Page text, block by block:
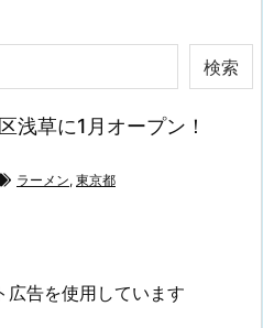
検索
草に1月オープン！
ラーメン, 東京都
広告を使用しています